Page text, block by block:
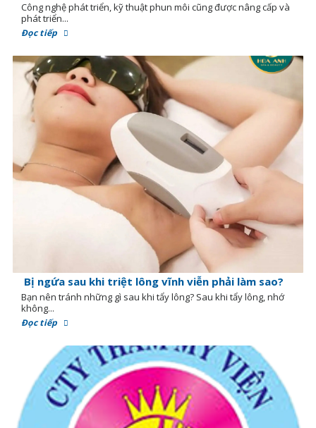
Công nghệ phát triển, kỹ thuật phun môi cũng được nâng cấp và
phát triển...
Đọc tiếp
Bị ngứa sau khi triệt lông vĩnh viễn phải làm sao?
Bạn nên tránh những gì sau khi tẩy lông? Sau khi tẩy lông, nhớ
không...
Đọc tiếp